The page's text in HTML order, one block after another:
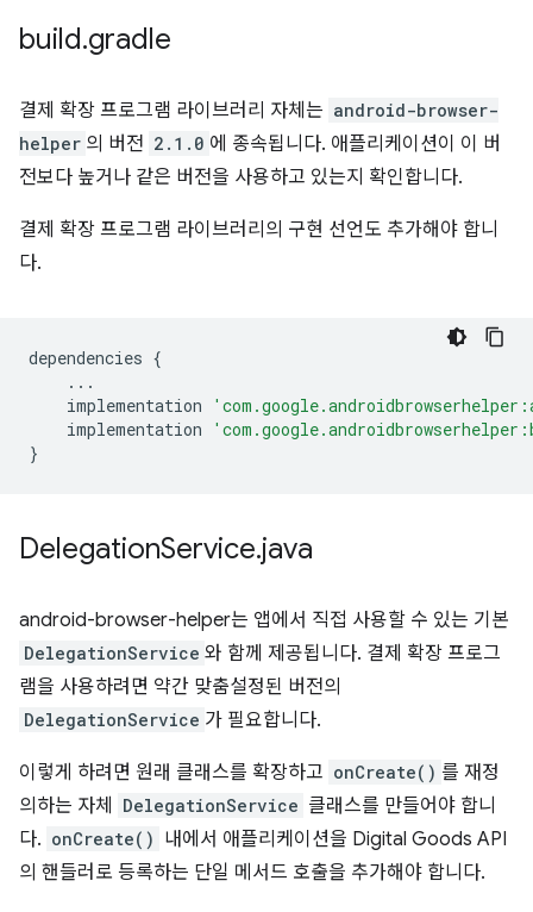
build.gradle
결제 확장 프로그램 라이브러리 자체는 android-browser-
helper 의 버전 2.1.0 에 종속됩니다. 애플리케이션이 이 버
전보다 높거나 같은 버전을 사용하고 있는지 확인합니다.
결제 확장 프로그램 라이브러리의 구현 선언도 추가해야 합니
다.
dependencies {
...
implementation
implementation
}
DelegationService.java
android-browser-helper는 앱에서 직접 사용할 수 있는 기본
DelegationService 와 함께 제공됩니다. 결제 확장 프로그
램을 사용하려면 약간 맞춤설정된 버전의
DelegationService 가 필요합니다.
이렇게 하려면 원래 클래스를 확장하고 onCreate() 를 재정
의하는 자체
DelegationService 클래스를 만들어야 합니
다. onCreate() 내에서 애플리케이션을 Digital Goods API
의 핸들러로 등록하는 단일 메서드 호출을 추가해야 합니다.